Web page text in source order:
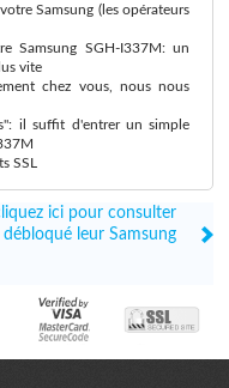
Samsung (les opérateurs
Samsung SGH-I337M: un
vite
chez vous, nous nous
il suffit d'entrer un simple
SSL
ici pour consulter
leur Samsung